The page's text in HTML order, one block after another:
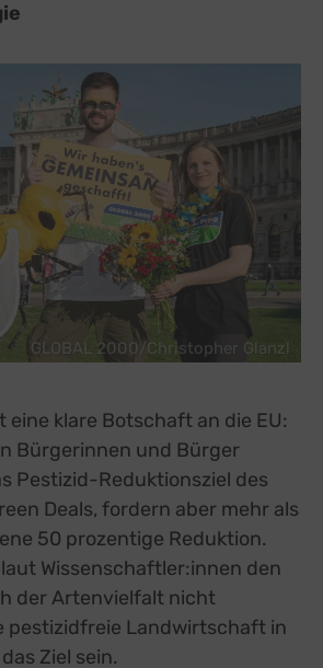
GLOBAL 2000/Christopher Glanzl
eine klare Botschaft an die EU:
Bürgerinnen und Bürger
Pestizid-Reduktionsziel des
Deals, fordern aber mehr als
50 prozentige Reduktion.
Wissenschaftler:innen den
der Artenvielfalt nicht
pestizidfreie Landwirtschaft in
Ziel sein.